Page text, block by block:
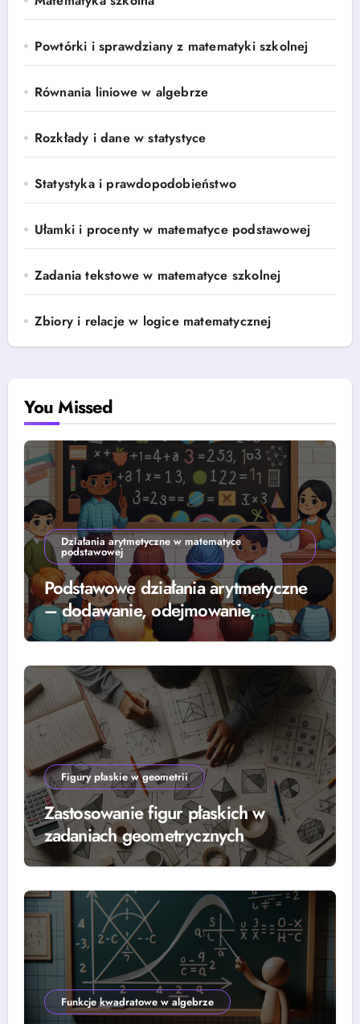
Powtórki i sprawdziany z matematyki szkolnej
Równania liniowe w algebrze
Rozkłady i dane w statystyce
Statystyka i prawdopodobieństwo
Ułamki i procenty w matematyce podstawowej
Zadania tekstowe w matematyce szkolnej
Zbiory i relacje w logice matematycznej
You Missed
Działania arytmetyczne w matematyce
podstawowej
Podstawowe działania arytmetyczne
– dodawanie, odejmowanie,
mnożenie i dzielenie
Figury płaskie w geometrii
Zastosowanie figur płaskich w
zadaniach geometrycznych
Funkcje kwadratowe w algebrze